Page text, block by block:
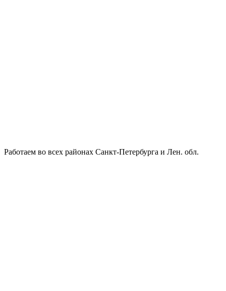
Работаем во всех районах Санкт-Петербурга и Лен. обл.